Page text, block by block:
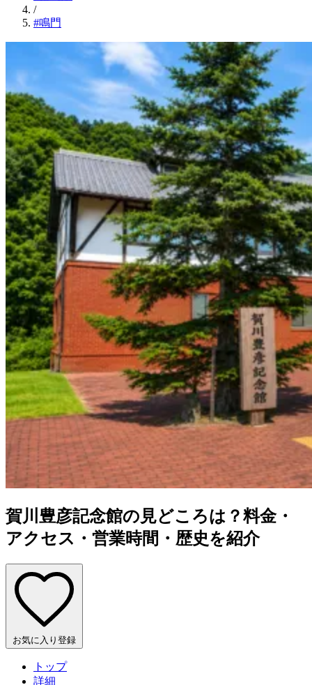
/
#鳴門
賀川豊彦記念館の見どころは？料金・
アクセス・営業時間・歴史を紹介
お気に入り登録
トップ
詳細